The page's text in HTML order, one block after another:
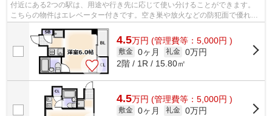
付近にある2つの駅は、用途や行き先に応じて使い分けることができます。
こちらの物件はエレベーター付きです。空き巣や放火などの防犯面で優れて
4.5万円 (管理費等：5,000円 )
敷金 0ヶ月 礼金 0万円
2階 / 1R / 15.80㎡
4.5万円 (管理費等：5,000円 )
敷金 0ヶ月 礼金 0万円